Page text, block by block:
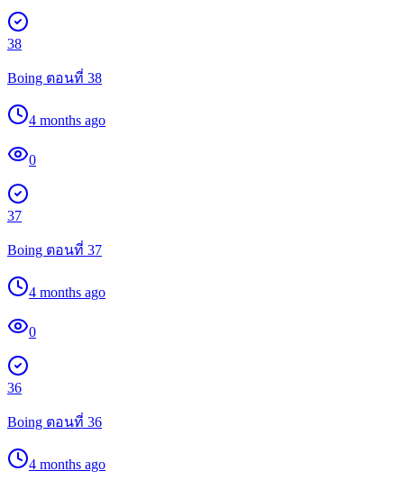
38
Boing ตอนที่ 38
4 months ago
0
37
Boing ตอนที่ 37
4 months ago
0
36
Boing ตอนที่ 36
4 months ago